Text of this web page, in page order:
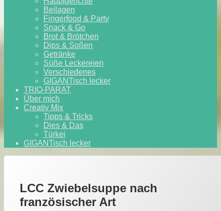
Beilagen
Fingerfood & Party
Snack & Go
Brot & Brötchen
Dips & Soßen
Getränke
Süße Leckereien
Verschiedenes
GIGANTisch lecker
TRIO-PARAT
Über mich
Creativ Mix
Tipps & Tricks
Dies & Das
Türkei
GIGANTisch lecker
LCC Zwiebelsuppe nach
französischer Art